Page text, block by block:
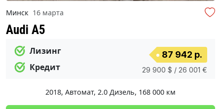
Минск 16 марта
Audi A5
Лизинг
Кредит
87 942 р.
29 900 $ / 26 001 €
2018, Автомат, 2.0 Дизель, 168 000 км